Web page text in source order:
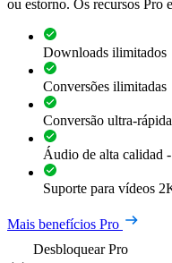
ou estorno. Os recursos Pro
Downloads ilimitados
Conversões ilimitadas
Conversão ultra-
Áudio de alta calidad
Suporte para vídeos
Mais benefícios Pro
Desbloquear Pro